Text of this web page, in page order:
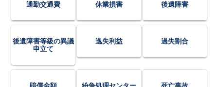
通勤交通費 休業損害 後遺障害
後遺障害等級の異議
申立て
逸失利益 過失割合